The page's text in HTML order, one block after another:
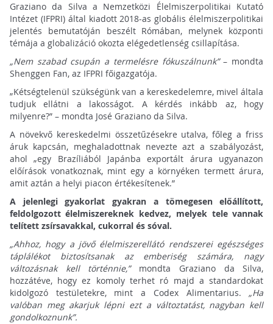
Graziano da Silva a Nemzetközi Élelmiszerpolitikai Kutató
Intézet (IFPRI) által kiadott 2018-as globális élelmiszerpolitikai
jelentés bemutatóján beszélt Rómában, melynek központi
témája a globalizáció okozta elégedetlenség csillapítása.
„Nem szabad csupán a termelésre fókuszálnunk”– mondta
Shenggen Fan, az IFPRI főigazgatója.
„Kétségtelenül szükségünk van a kereskedelemre, mivel általa
tudjuk ellátni a lakosságot. A kérdés inkább az, hogy
milyenre?” – mondta José Graziano da Silva.
A növekvő kereskedelmi összetűzésekre utalva, főleg a friss
áruk kapcsán, meghaladottnak nevezte azt a szabályozást,
ahol „egy Brazíliából Japánba exportált árura ugyanazon
előírások vonatkoznak, mint egy a környéken termett árura,
amit aztán a helyi piacon értékesítenek.”
A jelenlegi gyakorlat gyakran a tömegesen előállított,
feldolgozott élelmiszereknek kedvez, melyek tele vannak
telített zsírsavakkal, cukorral és sóval.
„Ahhoz, hogy a jövő élelmiszerellátó rendszerei egészséges
táplálékot biztosítsanak az emberiség számára, nagy
változásnak kell történnie,”mondta Graziano da Silva,
hozzátéve, hogy ez komoly terhet ró majd a standardokat
kidolgozó testületekre, mint a Codex Alimentarius.„Ha
valóban meg akarjuk lépni ezt a változtatást, nagyban kell
gondolkoznunk”.